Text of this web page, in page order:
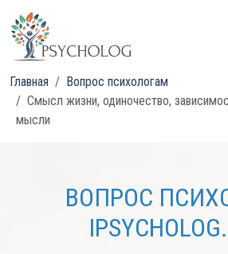
Главная
Вопрос психологам
Смысл жизни, одиночество,
мысли
ВОПРОС